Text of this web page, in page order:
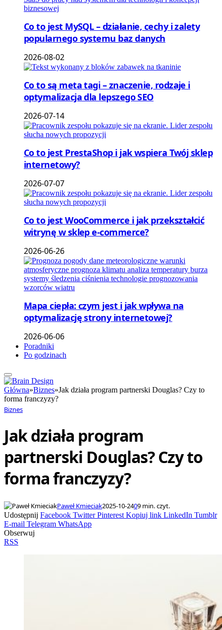
Co to jest MySQL – działanie, cechy i zalety
popularnego systemu baz danych
2026-08-02
Co to są meta tagi – znaczenie, rodzaje i
optymalizacja dla lepszego SEO
2026-07-14
Co to jest PrestaShop i jak wspiera Twój sklep
internetowy?
2026-07-07
Co to jest WooCommerce i jak przekształcić
witrynę w sklep e-commerce?
2026-06-26
Mapa ciepła: czym jest i jak wpływa na
optymalizację strony internetowej?
2026-06-06
Poradniki
Po godzinach
Główna»Biznes»Jak działa program partnerski Douglas? Czy to
forma franczyzy?
Biznes
Jak działa program
partnerski Douglas? Czy to
forma franczyzy?
Paweł Kmieciak2025-10-2409 min. czyt.
Udostępnij Facebook Twitter Pinterest Kopiuj link LinkedIn Tumblr
E-mail Telegram WhatsApp
Obserwuj
RSS